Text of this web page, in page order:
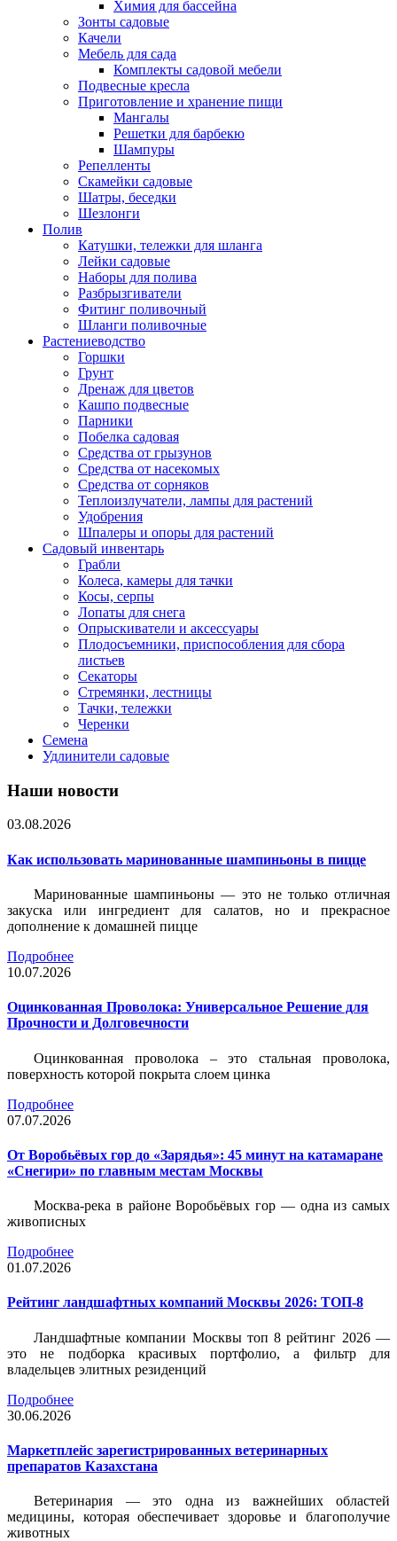
Химия для бассейна
Зонты садовые
Качели
Мебель для сада
Комплекты садовой мебели
Подвесные кресла
Приготовление и хранение пищи
Мангалы
Решетки для барбекю
Шампуры
Репелленты
Скамейки садовые
Шатры, беседки
Шезлонги
Полив
Катушки, тележки для шланга
Лейки садовые
Наборы для полива
Разбрызгиватели
Фитинг поливочный
Шланги поливочные
Растениеводство
Горшки
Грунт
Дренаж для цветов
Кашпо подвесные
Парники
Побелка садовая
Средства от грызунов
Средства от насекомых
Средства от сорняков
Теплоизлучатели, лампы для растений
Удобрения
Шпалеры и опоры для растений
Садовый инвентарь
Грабли
Колеса, камеры для тачки
Косы, серпы
Лопаты для снега
Опрыскиватели и аксессуары
Плодосъемники, приспособления для сбора
листьев
Секаторы
Стремянки, лестницы
Тачки, тележки
Черенки
Семена
Удлинители садовые
Наши новости
03.08.2026
Как использовать маринованные шампиньоны в пицце
Маринованные шампиньоны — это не только отличная
закуска или ингредиент для салатов, но и прекрасное
дополнение к домашней пицце
Подробнее
10.07.2026
Оцинкованная Проволока: Универсальное Решение для
Прочности и Долговечности
Оцинкованная проволока – это стальная проволока,
поверхность которой покрыта слоем цинка
Подробнее
07.07.2026
От Воробьёвых гор до «Зарядья»: 45 минут на катамаране
«Снегири» по главным местам Москвы
Москва-река в районе Воробьёвых гор — одна из самых
живописных
Подробнее
01.07.2026
Рейтинг ландшафтных компаний Москвы 2026: ТОП-8
Ландшафтные компании Москвы топ 8 рейтинг 2026 —
это не подборка красивых портфолио, а фильтр для
владельцев элитных резиденций
Подробнее
30.06.2026
Маркетплейс зарегистрированных ветеринарных
препаратов Казахстана
Ветеринария — это одна из важнейших областей
медицины, которая обеспечивает здоровье и благополучие
животных